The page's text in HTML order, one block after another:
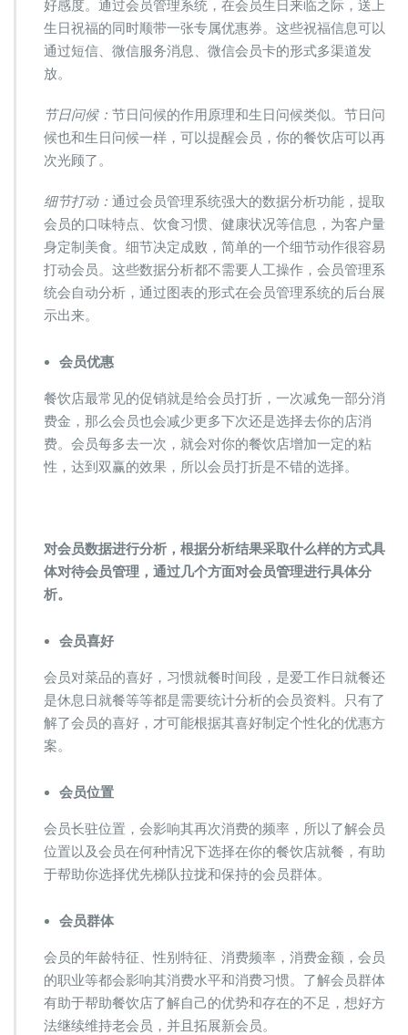
好感度。通过会员管理系统，在会员生日来临之际，送上
生日祝福的同时顺带一张专属优惠券。这些祝福信息可以
通过短信、微信服务消息、微信会员卡的形式多渠道发
放。
节日问候： 节日问候的作用原理和生日问候类似。节日问
候也和生日问候一样，可以提醒会员，你的餐饮店可以再
次光顾了。
细节打动： 通过会员管理系统强大的数据分析功能，提取
会员的口味特点、饮食习惯、健康状况等信息，为客户量
身定制美食。细节决定成败，简单的一个细节动作很容易
打动会员。这些数据分析都不需要人工操作，会员管理系
统会自动分析，通过图表的形式在会员管理系统的后台展
示出来。
会员优惠
餐饮店最常见的促销就是给会员打折，一次减免一部分消
费金，那么会员也会减少更多下次还是选择去你的店消
费。会员每多去一次，就会对你的餐饮店增加一定的粘
性，达到双赢的效果，所以会员打折是不错的选择。
对会员数据进行分析，根据分析结果采取什么样的方式具
体对待会员管理，通过几个方面对会员管理进行具体分
析。
会员喜好
会员对菜品的喜好，习惯就餐时间段，是爱工作日就餐还
是休息日就餐等等都是需要统计分析的会员资料。只有了
解了会员的喜好，才可能根据其喜好制定个性化的优惠方
案。
会员位置
会员长驻位置，会影响其再次消费的频率，所以了解会员
位置以及会员在何种情况下选择在你的餐饮店就餐，有助
于帮助你选择优先梯队拉拢和保持的会员群体。
会员群体
会员的年龄特征、性别特征、消费频率，消费金额，会员
的职业等都会影响其消费水平和消费习惯。了解会员群体
有助于帮助餐饮店了解自己的优势和存在的不足，想好方
法继续维持老会员，并且拓展新会员。